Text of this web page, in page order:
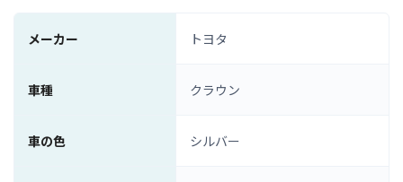
メーカー トヨタ
車種 クラウン
車の色 シルバー